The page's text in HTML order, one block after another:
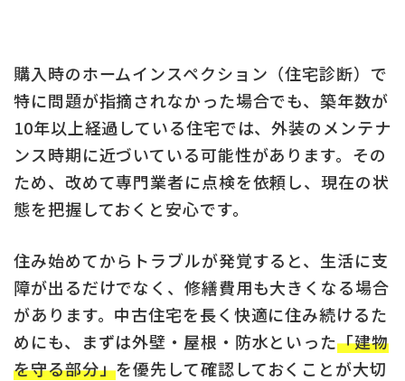
購入時のホームインスペクション（住宅診断）で
特に問題が指摘されなかった場合でも、築年数が
10年以上経過している住宅では、外装のメンテナ
ンス時期に近づいている可能性があります。その
ため、改めて専門業者に点検を依頼し、現在の状
態を把握しておくと安心です。
住み始めてからトラブルが発覚すると、生活に支
障が出るだけでなく、修繕費用も大きくなる場合
があります。中古住宅を長く快適に住み続けるた
めにも、まずは外壁・屋根・防水といった「建物
を守る部分」を優先して確認しておくことが大切